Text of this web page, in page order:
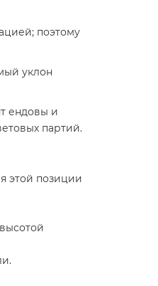
поэтому
уклон
ендовы и
партий.
этой позиции